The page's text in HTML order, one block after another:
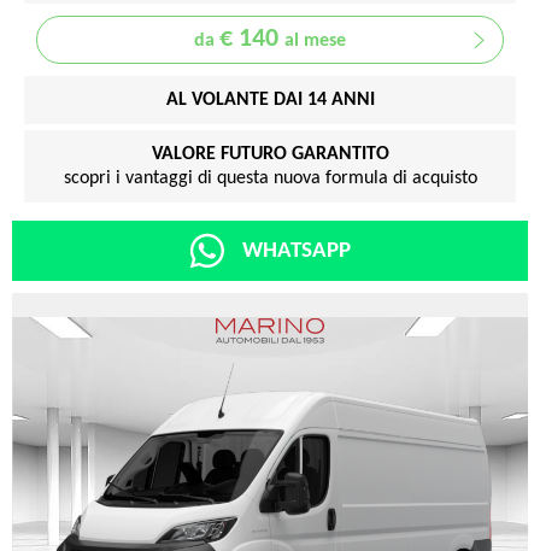
da € 140 al mese
AL VOLANTE DAI 14 ANNI
VALORE FUTURO GARANTITO
scopri i vantaggi di questa nuova formula di acquisto
WHATSAPP